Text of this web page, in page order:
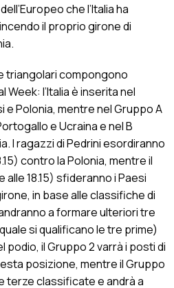
che l’Italia ha
il proprio girone di
triangolari compongono
Week: l’Italia è inserita nel
e Polonia, mentre nel Gruppo A
e Ucraina e nel B
I ragazzi di Pedrini esordiranno
contro la Polonia, mentre il
18.15) sfideranno i Paesi
in base alle classifiche di
a formare ulteriori tre
si qualificano le tre prime)
il Gruppo 2 varrà i posti di
posizione, mentre il Gruppo
terze classificate e andrà a